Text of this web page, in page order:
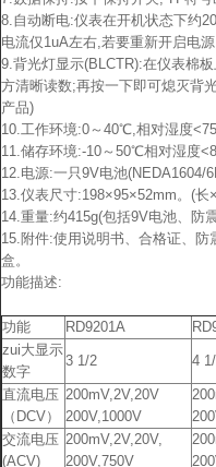
8.自动断电:仪表在开机状态下约
电流仅1uA左右,若要重新开启电
9.背光灯显示(BLCTR):在仪表棉
方清晰读数;再按一下即可熄灭背
产品)
10.工作环境:0～40℃,相对湿度
11.储存环境:-10～50℃相对湿度
12.电源:一只9V电池(NEDA1604/
13.仪表尺寸:198×95×52mm。(长
14.重量:约415g(包括9V电池、防震
15.附件:使用说明书、合格证、
盒。
功能描述:
功能 RD9201A
zui大显示
数字
3 1/2 4
直流电压
（DCV）
200mV,2V,20V
200V,1000V
交流电压
(ACV)
200mV,2V,20V,
200V,750V